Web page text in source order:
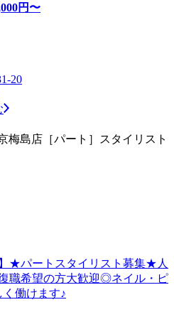
円〜
20
梅島店［パート］スタイリスト
★パートスタイリスト募集★人
職希望の方大歓迎◎ネイル・ピ
働けます♪